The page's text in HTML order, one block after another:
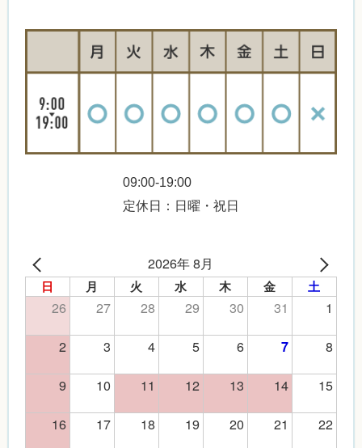
09:00-19:00
定休日：日曜・祝日
2026年 8月
日 月 火 水 木 金 土
26 27 28 29 30 31
1
2
3 4 5 6 7
8
9
10 11 12 13 14
15
16
17 18 19 20 21 22